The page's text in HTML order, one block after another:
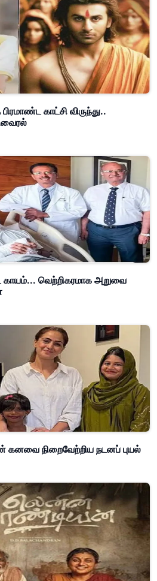
காட்சி விருந்து..
வெற்றிகரமாக அறுவை
கனவை நிறைவேற்றிய நடனப் புயல்